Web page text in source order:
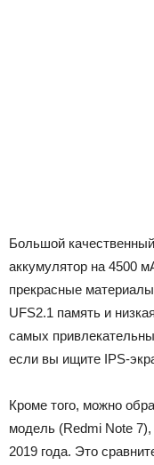
Большой
аккумулятор на 4500
прекрасные
UFS2.1 память и
самых
если вы ищите IPS-
Кроме того, можно
модель (Redmi Note
2019 года. Это